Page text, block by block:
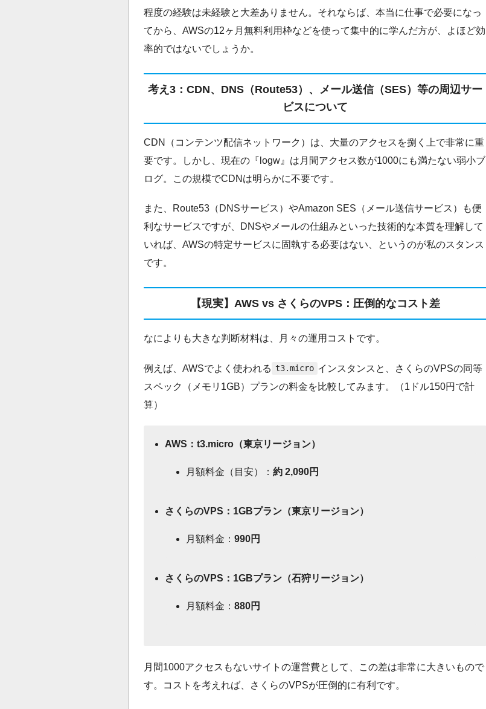
程度の経験は未経験と大差ありません。それならば、本当に仕事で必要になっ
てから、AWSの12ヶ月無料利用枠などを使って集中的に学んだ方が、よほど効
率的ではないでしょうか。
考え3：CDN、DNS（Route53）、メール送信（SES）等の周辺サー
ビスについて
CDN（コンテンツ配信ネットワーク）は、大量のアクセスを捌く上で非常に重
要です。しかし、現在の『logw』は月間アクセス数が1000にも満たない弱小ブ
ログ。この規模でCDNは明らかに不要です。
また、Route53（DNSサービス）やAmazon SES（メール送信サービス）も便
利なサービスですが、DNSやメールの仕組みといった技術的な本質を理解して
いれば、AWSの特定サービスに固執する必要はない、というのが私のスタンス
です。
【現実】AWS vs さくらのVPS：圧倒的なコスト差
なによりも大きな判断材料は、月々の運用コストです。
例えば、AWSでよく使われる t3.micro インスタンスと、さくらのVPSの同等
スペック（メモリ1GB）プランの料金を比較してみます。（1ドル150円で計
算）
AWS：t3.micro（東京リージョン）
月額料金（目安）：約 2,090円
さくらのVPS：1GBプラン（東京リージョン）
月額料金：990円
さくらのVPS：1GBプラン（石狩リージョン）
月額料金：880円
月間1000アクセスもないサイトの運営費として、この差は非常に大きいもので
す。コストを考えれば、さくらのVPSが圧倒的に有利です。